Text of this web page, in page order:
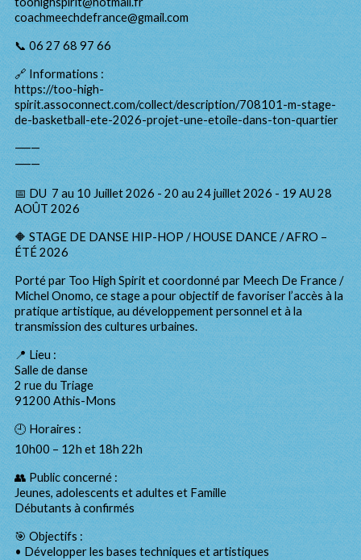
coachmeechdefrance@gmail.com
📞 06 27 68 97 66
🔗 Informations :
https://too-high-
spirit.assoconnect.com/collect/description/708101-m-stage-
de-basketball-ete-2026-projet-une-etoile-dans-ton-quartier
⸻
⸻
📅 DU 7 au 10 Juillet 2026 - 20 au 24 juillet 2026 - 19 AU 28
AOÛT 2026
🔶 STAGE DE DANSE HIP-HOP / HOUSE DANCE / AFRO –
ÉTÉ 2026
Porté par Too High Spirit et coordonné par Meech De France /
Michel Onomo, ce stage a pour objectif de favoriser l’accès à la
pratique artistique, au développement personnel et à la
transmission des cultures urbaines.
📍 Lieu :
Salle de danse
2 rue du Triage
91200 Athis-Mons
🕘 Horaires :
10h00 – 12h et 18h 22h
👥 Public concerné :
Jeunes, adolescents et adultes et Famille
Débutants à confirmés
🎯 Objectifs :
• Développer les bases techniques et artistiques